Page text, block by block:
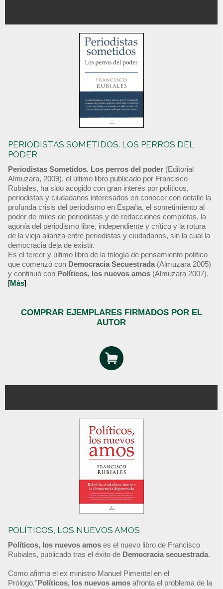
PERIODISTAS SOMETIDOS. LOS PERROS DEL
PODER
Periodistas Sometidos. Los perros del poder (Editorial
Almuzara, 2009), el último libro publicado por Francisco
Rubiales, ha sido acogido con gran interés por políticos,
periodistas y ciudadanos interesados en conocer con detalle la
profunda crisis del periodismo en España, el sometimiento al
poder de miles de periodistas y de redacciones completas, la
agonía del periodismo libre, independiente y crítico y la rotura
de la vieja alianza entre periodistas y ciudadanos, sin la cual la
democracia deja de existir.
Es el tercer y último libro de la trilogía de pensamiento político
que comenzó con Democracia Secuestrada (Almuzara 2005)
y continuó con Políticos, los nuevos amos (Almuzara 2007).
[Más]
COMPRAR EJEMPLARES FIRMADOS POR EL
AUTOR
POLÍTICOS, LOS NUEVOS AMOS
Políticos, los nuevos amos es el nuevo libro de Francisco
Rubiales, publicado tras el éxito de Democracia secuestrada.
Como afirma el ex ministro Manuel Pimentel en el
Prólogo,"Políticos, los nuevos amos afronta el problema de la